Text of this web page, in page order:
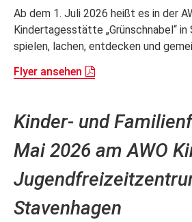
mittendrin!
Ab dem 1. Juli 2026 heißt es in der
Kindertagesstätte „Grünschnabel“ in
spielen, lachen, entdecken und
Flyer ansehen
Kinder- und
Mai 2026 am AWO
Stavenhagen